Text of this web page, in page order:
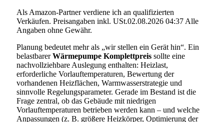
Als Amazon-Partner verdiene ich an qualifizierten
Verkäufen. Preisangaben inkl. USt.02.08.2026 04:37 Alle
Angaben ohne Gewähr.
Planung bedeutet mehr als „wir stellen ein Gerät hin“. Ein
belastbarerWärmepumpe Komplettpreis sollte eine
nachvollziehbare Auslegung enthalten: Heizlast,
erforderliche Vorlauftemperaturen, Bewertung der
vorhandenen Heizflächen, Warmwasserstrategie und
sinnvolle Regelungsparameter. Gerade im Bestand ist die
Frage zentral, ob das Gebäude mit niedrigen
Vorlauftemperaturen betrieben werden kann – und welche
Anpassungen (z. B. größere Heizkörper, Optimierung der